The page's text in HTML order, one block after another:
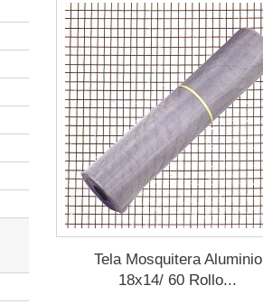
Tela Mosquitera Aluminio
18x14/ 60 Rollo...